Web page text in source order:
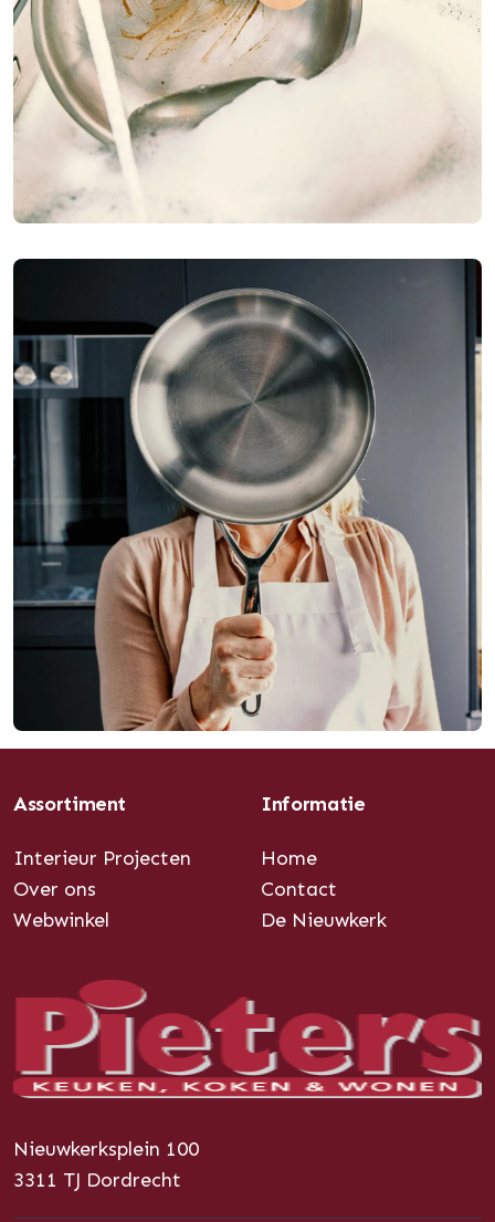
Assortiment
Interieur Projecten
Over ons
Webwinkel
Informatie
Home
Contact
De Nieuwkerk
Nieuwkerksplein 100
3311 TJ Dordrecht